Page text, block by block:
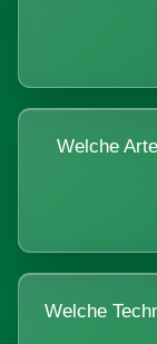
Welche
Welche